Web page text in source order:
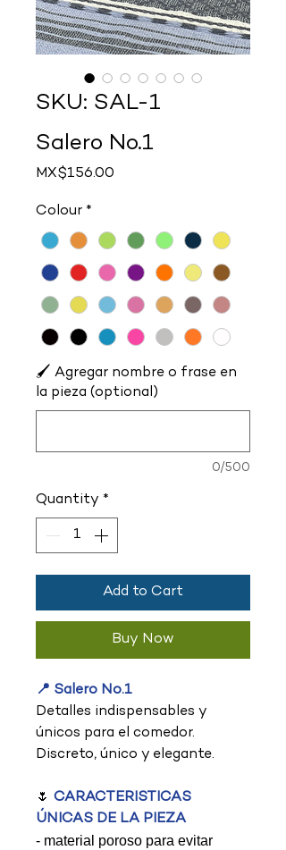
SKU: SAL-1
Salero No.1
MX$156.00
Colour *
🖌️ Agregar nombre o frase en
la pieza (optional)
0/500
Quantity *
Add to Cart
Buy Now
📍 Salero No.1
Detalles indispensables y
únicos para el comedor.
Discreto, único y elegante.
🌷 CARACTERISTICAS
ÚNICAS DE LA PIEZA
- material poroso para evitar